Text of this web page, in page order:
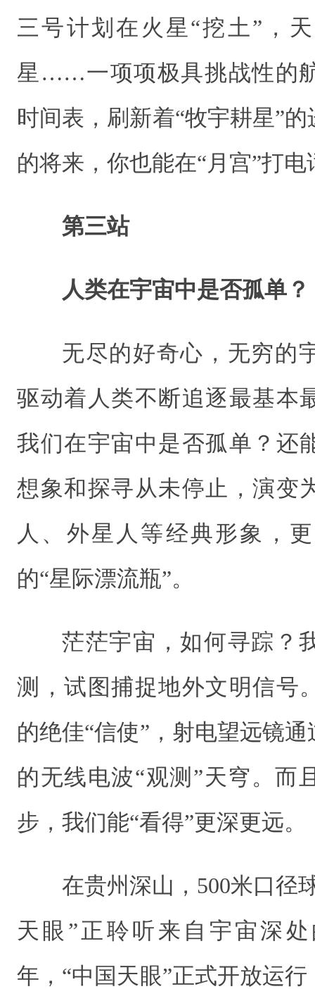
三号计划在火星“挖土”，
星……一项项极具挑战性的
时间表，刷新着“牧宇耕星”
的将来，你也能在“月宫”打
第三站
人类在宇宙中是否孤单？
无尽的好奇心，无穷的
驱动着人类不断追逐最基本
我们在宇宙中是否孤单？还
想象和探寻从未停止，演变
人、外星人等经典形象，
的“星际漂流瓶”。
茫茫宇宙，如何寻踪？
测，试图捕捉地外文明信号
的绝佳“信使”，射电望远镜
的无线电波“观测”天穹。而
步，我们能“看得”更深更远。
在贵州深山，500米口径
天眼”正聆听来自宇宙深
年，“中国天眼”正式开放运